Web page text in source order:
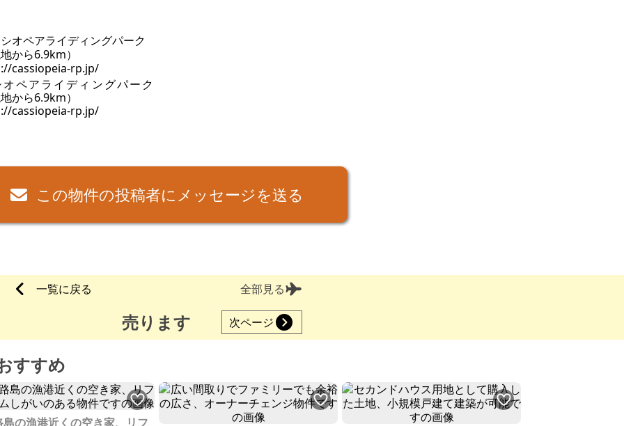
ペアライディングパーク
から6.9km）
cassiopeia-rp.jp/
この物件の投稿者にメッセージを送る
一覧に戻る 全部見る
売ります 次ページ
すすめ
島の漁港近くの空き家、リフ